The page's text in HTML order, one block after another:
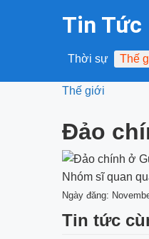
Tin Tức
Thời sự Thế
Thế giới
Đảo
Nhóm sĩ quan
Ngày đăng:
Tin tức